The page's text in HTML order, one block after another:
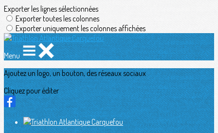
Exporter les lignes sélectionnées
Exporter toutes les colonnes
Exporter uniquement les colonnes affichées
Menu
Ajoutez un logo, un bouton, des réseaux sociaux
Cliquez pour éditer